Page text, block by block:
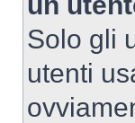
Solo gli
utenti